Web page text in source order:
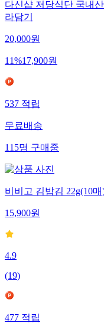
다신샵 저당식단 국내
라담기
20,000원
11%17,900원
537적립
무료배송
115명구매중
비비고 김밥김 22g(10
15,900원
4.9
(19)
477적립